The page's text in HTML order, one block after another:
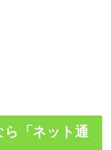
「ネット通